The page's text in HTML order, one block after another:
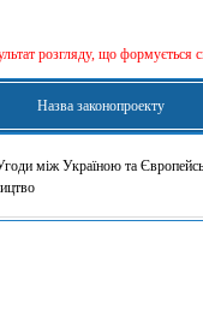
розгляду, що формується
Назва законопроекту
між Україною та